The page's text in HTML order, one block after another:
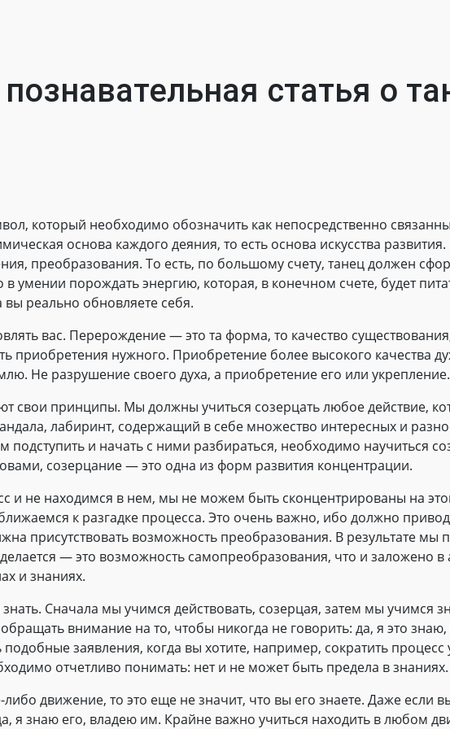
статья о
который необходимо обозначить как непосредственно
основа каждого деяния, то есть основа искусства
преобразования. То есть, по большому счету, танец должен
умении порождать энергию, которая, в конечном счете, будет
реально обновляете себя.
вас. Перерождение — это та форма, то качество
приобретения нужного. Приобретение более высокого качества
Не разрушение своего духа, а приобретение его или укрепление.
свои принципы. Мы должны учиться созерцать любое действие,
лабиринт, содержащий в себе множество интересных и
и начать с ними разбираться, необходимо научиться
созерцание — это одна из форм развития концентрации.
и не находимся в нем, мы не можем быть сконцентрированы на
к разгадке процесса. Это очень важно, ибо должно
присутствовать возможность преобразования. В результате
— это возможность самопреобразования, что и заложено
и знаниях.
Сначала мы учимся действовать, созерцая, затем мы учимся
внимание на то, чтобы никогда не говорить: да, я это
заявления, когда вы хотите, например, сократить процесс
отчетливо понимать: нет и не может быть предела в знаниях.
движение, то это еще не значит, что вы его знаете. Даже если
я знаю его, владею им. Крайне важно учиться находить в любом